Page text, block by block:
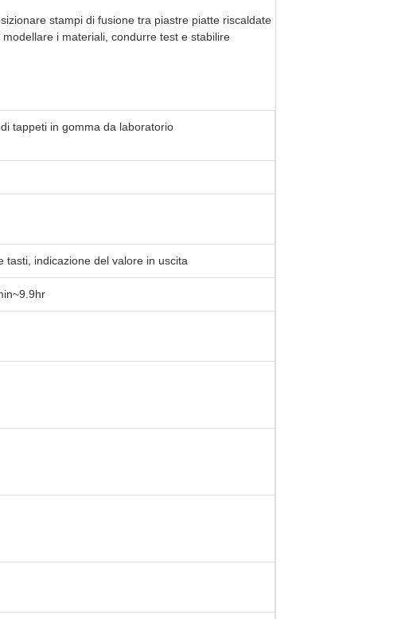
stampi di fusione tra piastre piatte riscaldate
i materiali, condurre test e stabilire
tappeti in gomma da laboratorio
tasti, indicazione del valore in uscita